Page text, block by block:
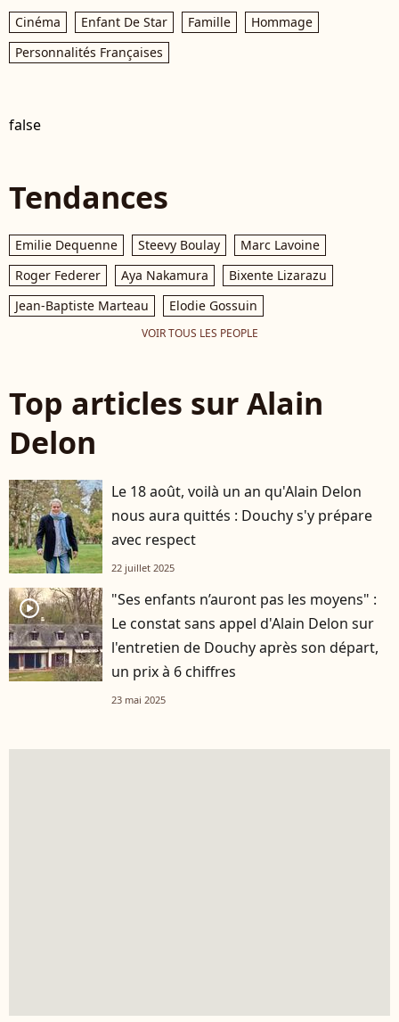
Cinéma Enfant De Star Famille
Hommage
Personnalités Françaises
false
Tendances
Emilie Dequenne Steevy Boulay
Marc Lavoine
Roger Federer
Aya Nakamura
Bixente Lizarazu
Jean-Baptiste Marteau
Elodie Gossuin
VOIR TOUS LES PEOPLE
Top articles sur Alain
Delon
Le 18 août, voilà un an qu'Alain Delon
nous aura quittés : Douchy s'y prépare
avec respect
22 juillet 2025
player2
"Ses enfants n’auront pas les moyens" :
Le constat sans appel d'Alain Delon sur
l'entretien de Douchy après son départ,
un prix à 6 chiffres
23 mai 2025